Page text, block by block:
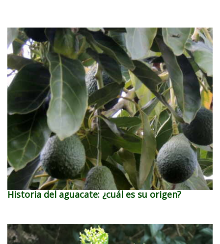
Historia del aguacate: ¿cuál es su origen?